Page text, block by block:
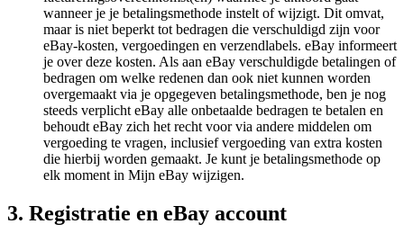
wanneer je je betalingsmethode instelt of wijzigt. Dit omvat,
maar is niet beperkt tot bedragen die verschuldigd zijn voor
eBay-kosten, vergoedingen en verzendlabels. eBay informeert
je over deze kosten. Als aan eBay verschuldigde betalingen of
bedragen om welke redenen dan ook niet kunnen worden
overgemaakt via je opgegeven betalingsmethode, ben je nog
steeds verplicht eBay alle onbetaalde bedragen te betalen en
behoudt eBay zich het recht voor via andere middelen om
vergoeding te vragen, inclusief vergoeding van extra kosten
die hierbij worden gemaakt. Je kunt je betalingsmethode op
elk moment in Mijn eBay wijzigen.
3. Registratie en eBay account